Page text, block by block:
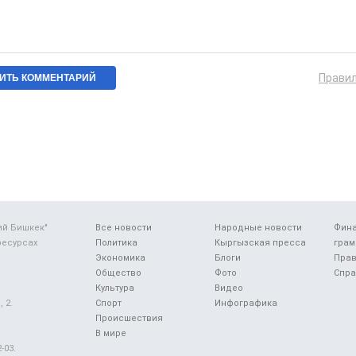
Все новости
Политика
Экономика
Общество
Культура
Спорт
Происшествия
В мире
Народные новости
Кыргызская пресса
Блоги
Фото
Видео
Инфографика
Бишкек"
2.
03.